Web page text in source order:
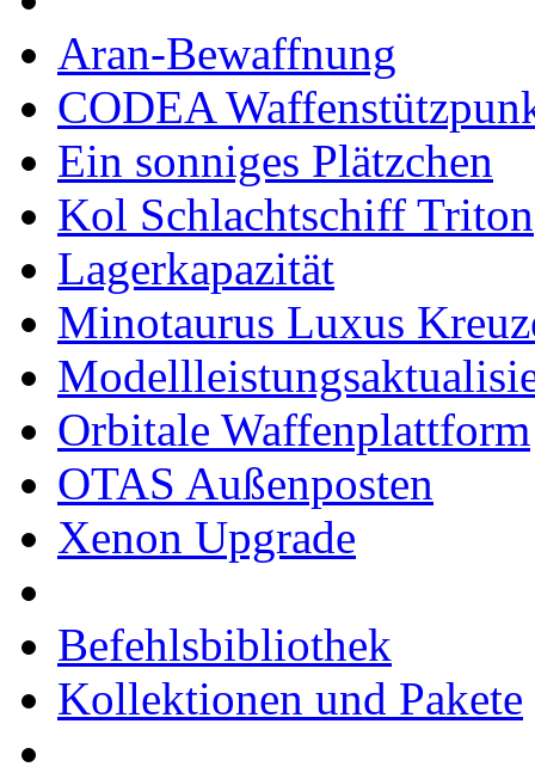
Aran-Bewaffnung
CODEA
Ein sonniges Plätzchen
Kol Schlachtschiff Triton
Lagerkapazität
Minotaurus Luxus
Orbitale Waffenplattform
OTAS Außenposten
Xenon Upgrade
Befehlsbibliothek
Kollektionen und Pakete